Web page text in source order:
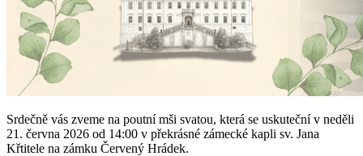
Srdečně vás zveme na poutní mši svatou, která se uskuteční v neděli
21. června 2026 od 14:00 v překrásné zámecké kapli sv. Jana
Křtitele na zámku Červený Hrádek.